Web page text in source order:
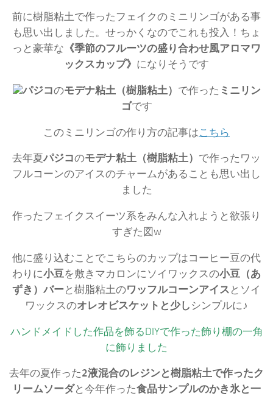
前に樹脂粘土で作ったフェイクのミニリンゴがある事
も思い出しました。せっかくなのでこれも投入！ちょ
っと豪華な 《季節のフルーツの盛り合わせ風アロマワ
ックスカップ》 になりそうです
パジコのモデナ粘土（樹脂粘土） で作った ミニリン
ゴです
このミニリンゴの作り方の記事はこちら
去年夏パジコのモデナ粘土（樹脂粘土） で作ったワッ
フルコーンのアイスのチャームがあることも思い出し
ました
作ったフェイクスイーツ系をみんな入れようと欲張り
すぎた図w
他に盛り込むことでこちらのカップはコーヒー豆の代
わりに小豆を敷きマカロンにソイワックスの小豆（あ
ずき）バーと樹脂粘土のワッフルコーンアイス とソイ
ワックスのオレオビスケットと少し シンプルに♪
ハンドメイドした作品を飾るDIYで作った飾り棚の一角
に飾りました
去年の夏作った2液混合のレジンと樹脂粘土で作ったク
リームソーダと今年作った食品サンプルのかき氷と一